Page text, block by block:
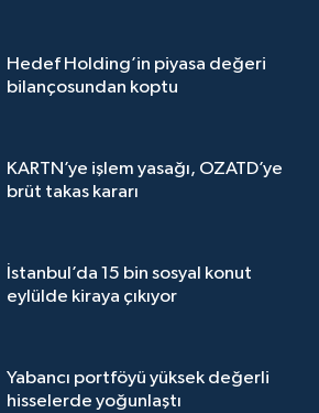
Hedef Holding’in piyasa değeri
bilançosundan koptu
KARTN’ye işlem yasağı, OZATD’ye
brüt takas kararı
İstanbul’da 15 bin sosyal konut
eylülde kiraya çıkıyor
Yabancı portföyü yüksek değerli
hisselerde yoğunlaştı